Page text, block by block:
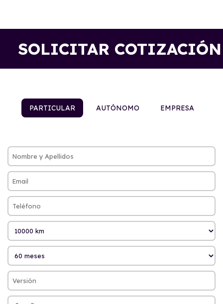
SOLICITAR COTIZACIÓN
PARTICULAR AUTÓNOMO EMPRESA